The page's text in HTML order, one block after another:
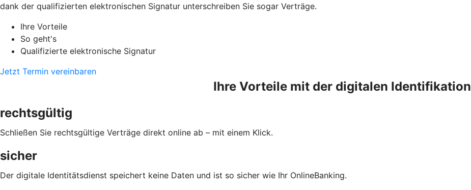
dank der qualifizierten elektronischen Signatur unterschreiben Sie sogar Verträge.
Ihre Vorteile
So geht's
Qualifizierte elektronische Signatur
Jetzt Termin vereinbaren
Ihre Vorteile mit der digitalen Identifikation
rechtsgültig
Schließen Sie rechtsgültige Verträge direkt online ab – mit einem Klick.
sicher
Der digitale Identitätsdienst speichert keine Daten und ist so sicher wie Ihr OnlineBanking.